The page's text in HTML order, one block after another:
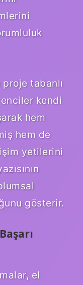
tabanlı
kendi
hem
hem de
yetilerini
gösterir.
el